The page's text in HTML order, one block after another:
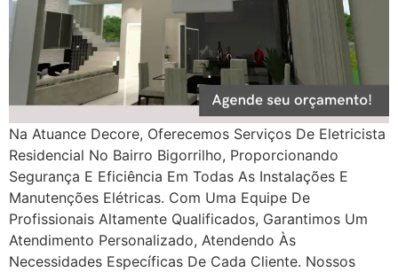
Na Atuance Decore, Oferecemos Serviços De Eletricista
Residencial No Bairro Bigorrilho, Proporcionando
Segurança E Eficiência Em Todas As Instalações E
Manutenções Elétricas. Com Uma Equipe De
Profissionais Altamente Qualificados, Garantimos Um
Atendimento Personalizado, Atendendo Às
Necessidades Específicas De Cada Cliente. Nossos